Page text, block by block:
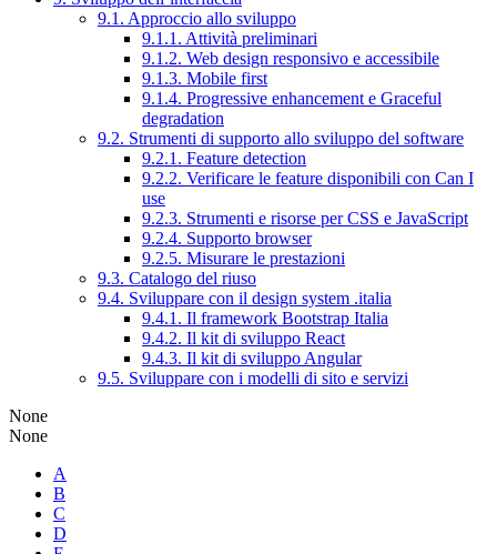
9.1. Approccio allo sviluppo
9.1.1. Attività preliminari
9.1.2. Web design responsivo e accessibile
9.1.3. Mobile first
9.1.4. Progressive enhancement e Graceful
degradation
9.2. Strumenti di supporto allo sviluppo del software
9.2.1. Feature detection
9.2.2. Verificare le feature disponibili con Can I
use
9.2.3. Strumenti e risorse per CSS e JavaScript
9.2.4. Supporto browser
9.2.5. Misurare le prestazioni
9.3. Catalogo del riuso
9.4. Sviluppare con il design system .italia
9.4.1. Il framework Bootstrap Italia
9.4.2. Il kit di sviluppo React
9.4.3. Il kit di sviluppo Angular
9.5. Sviluppare con i modelli di sito e servizi
None
None
A
B
C
D